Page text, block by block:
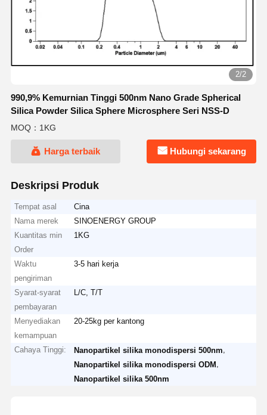
2/2
990,9% Kemurnian Tinggi 500nm Nano Grade Spherical
Silica Powder Silica Sphere Microsphere Seri NSS-D
MOQ：1KG
Harga terbaik Hubungi sekarang
Deskripsi Produk
Tempat asal
Cina
Nama merek
SINOENERGY GROUP
Kuantitas min
Order
1KG
Waktu
pengiriman
3-5 hari kerja
Syarat-syarat
pembayaran
L/C, T/T
Menyediakan
kemampuan
20-25kg per kantong
Cahaya Tinggi: Nanopartikel silika monodispersi 500nm
Nanopartikel silika monodispersi ODM
Nanopartikel silika 500nm